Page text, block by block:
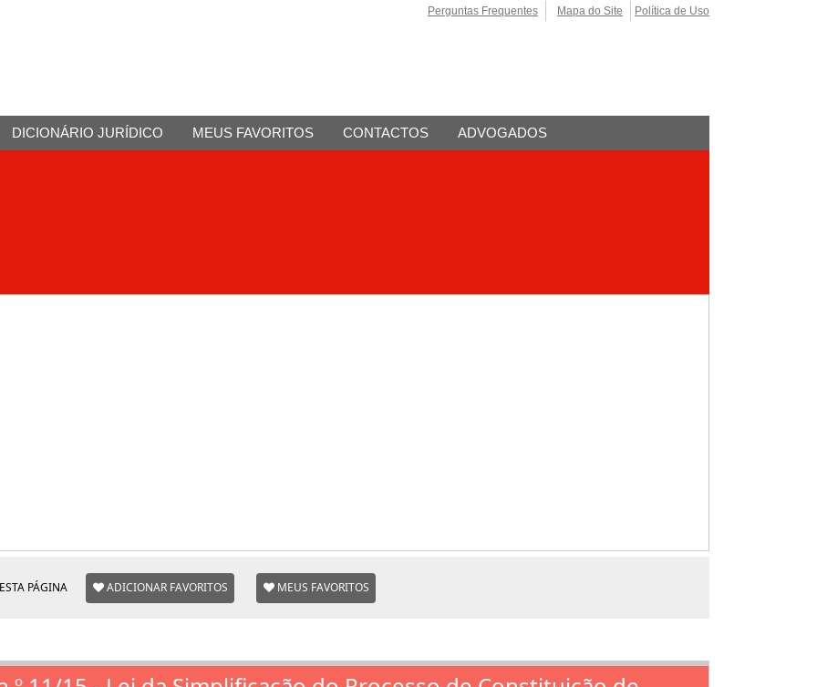
Perguntas Frequentes Mapa do Site Política de Uso
DICIONÁRIO JURÍDICO MEUS FAVORITOS CONTACTOS ADVOGADOS
ESTA PÁGINA ADICIONAR FAVORITOS MEUS FAVORITOS